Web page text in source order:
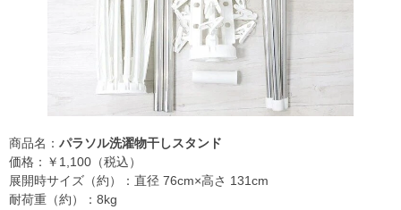
商品名： パラソル洗濯物干しスタンド
価格：￥1,100（税込）
展開時サイズ（約）：直径 76cm×高さ 131cm
耐荷重（約）：8kg